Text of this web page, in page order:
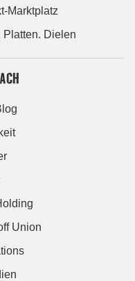
Marktplatz
Dielen
Union